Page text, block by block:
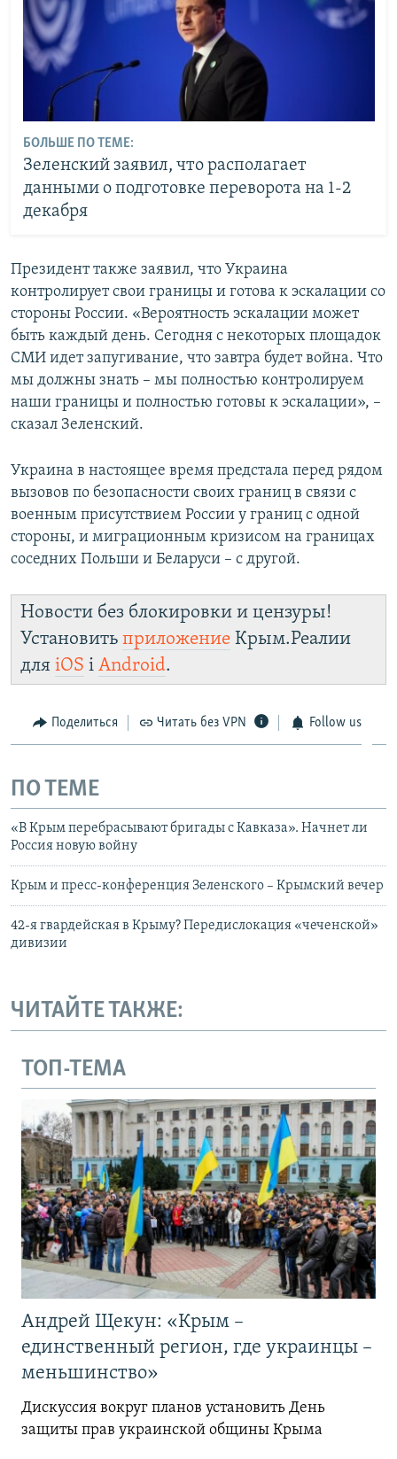
БОЛЬШЕ ПО ТЕМЕ:
Зеленский заявил, что располагает
данными о подготовке переворота на 1-2
декабря
Президент также заявил, что Украина
контролирует свои границы и готова к эскалации со
стороны России. «Вероятность эскалации может
быть каждый день. Сегодня с некоторых площадок
СМИ идет запугивание, что завтра будет война. Что
мы должны знать – мы полностью контролируем
наши границы и полностью готовы к эскалации», –
сказал Зеленский.
Украина в настоящее время предстала перед рядом
вызовов по безопасности своих границ в связи с
военным присутствием России у границ с одной
стороны, и миграционным кризисом на границах
соседних Польши и Беларуси – с другой.
Новости без блокировки и цензуры!
Установить приложение Крым.Реалии
для iOS і Android.
Поделиться Читать без VPN Follow us
ПО ТЕМЕ
«В Крым перебрасывают бригады с Кавказа». Начнет ли
Россия новую войну
Крым и пресс-конференция Зеленского – Крымский вечер
42-я гвардейская в Крыму? Передислокация «чеченской»
дивизии
ЧИТАЙТЕ ТАКЖЕ:
ТОП-ТЕМА
Андрей Щекун: «Крым –
единственный регион, где украинцы –
меньшинство»
Дискуссия вокруг планов установить День
защиты прав украинской общины Крыма